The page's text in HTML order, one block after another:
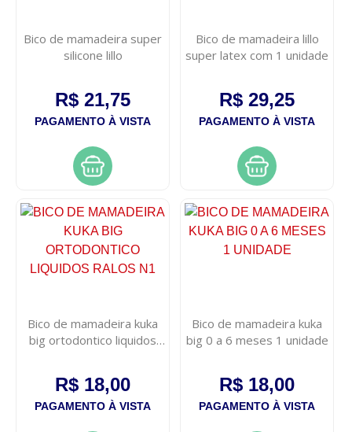
Bico de mamadeira super
silicone lillo
R$ 21,75
PAGAMENTO À VISTA
Bico de mamadeira lillo
super latex com 1 unidade
R$ 29,25
PAGAMENTO À VISTA
Bico de mamadeira kuka
big ortodontico liquidos
R$ 18,00
PAGAMENTO À VISTA
Bico de mamadeira kuka
big 0 a 6 meses 1 unidade
R$ 18,00
PAGAMENTO À VISTA